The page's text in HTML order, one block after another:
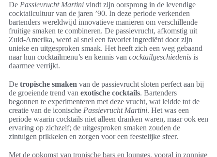
De Passievrucht Martini vindt zijn oorsprong in de levendige
cocktailcultuur van de jaren ’90. In deze periode verkenden
bartenders wereldwijd innovatieve manieren om verschillende
fruitige smaken te combineren. De passievrucht, afkomstig uit
Zuid-Amerika, werd al snel een favoriet ingrediënt door zijn
unieke en uitgesproken smaak. Het heeft zich een weg gebaand
naar hun cocktailmenu’s en kennis van cocktailgeschiedenis is
daarmee verrijkt.
De tropische smaken van de passievrucht sloten perfect aan bij
de groeiende trend van exotische cocktails. Bartenders
begonnen te experimenteren met deze vrucht, wat leidde tot de
creatie van de iconische Passievrucht Martini. Het was een
periode waarin cocktails niet alleen dranken waren, maar ook een
ervaring op zichzelf; de uitgesproken smaken zouden de
zintuigen prikkelen en zorgen voor een feestelijke sfeer.
Met de opkomst van tropische bars en lounges, vooral in zonnige